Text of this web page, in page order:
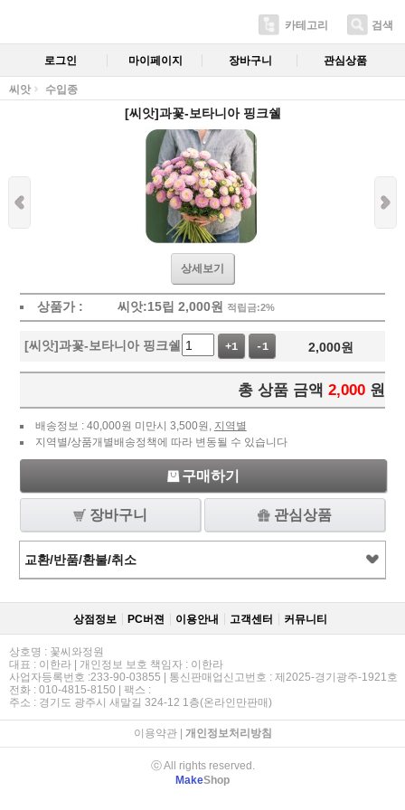
카테고리 검색
로그인 마이페이지 장바구니 관심상품
씨앗 수입종
[씨앗]과꽃-보타니아 핑크쉘
상세보기
상품가 : 씨앗:15립 2,000원 적립금:2%
[씨앗]과꽃-보타니아 핑크쉘 +1 -1 2,000원
총 상품 금액 2,000 원
배송정보 : 40,000원 미만시 3,500원, 지역별
지역별/상품개별배송정책에 따라 변동될 수 있습니다
구매하기
장바구니 관심상품
교환/반품/환불/취소
상점정보 PC버젼 이용안내 고객센터 커뮤니티
상호명 : 꽃씨와정원
대표 : 이한라 | 개인정보 보호 책임자 : 이한라
사업자등록번호 :233-90-03855 | 통신판매업신고번호 : 제2025-경기광주-1921호
전화 : 010-4815-8150 | 팩스 :
주소 : 경기도 광주시 새말길 324-12 1층(온라인만판매)
이용약관| 개인정보처리방침
ⓒ All rights reserved.
MakeShop